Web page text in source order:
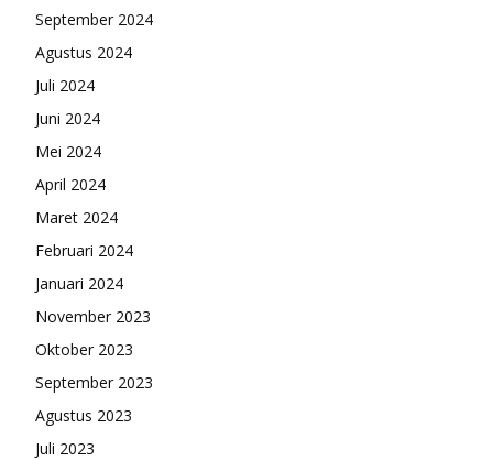
September 2024
Agustus 2024
Juli 2024
Juni 2024
Mei 2024
April 2024
Maret 2024
Februari 2024
Januari 2024
November 2023
Oktober 2023
September 2023
Agustus 2023
Juli 2023